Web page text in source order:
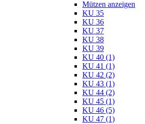
Mützen anzeigen
KU 35
KU 36
KU 37
KU 38
KU 39
KU 40 (1)
KU 41 (1)
KU 42 (2)
KU 43 (1)
KU 44 (2)
KU 45 (1)
KU 46 (5)
KU 47 (1)